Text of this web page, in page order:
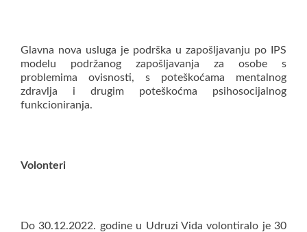
Glavna nova usluga je podrška u zapošljavanju po IPS
modelu podržanog zapošljavanja za osobe s
problemima ovisnosti, s poteškoćama mentalnog
zdravlja i drugim poteškoćma psihosocijalnog
funkcioniranja.
Volonteri
Do 30.12.2022. godine u Udruzi Vida volontiralo je 30